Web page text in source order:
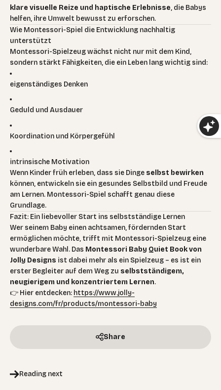
klare visuelle Reize und haptische Erlebnisse, die Babys
helfen, ihre Umwelt bewusst zu erforschen.
Wie Montessori-Spiel die Entwicklung nachhaltig
unterstützt
Montessori-Spielzeug wächst nicht nur mit dem Kind,
sondern stärkt Fähigkeiten, die ein Leben lang wichtig sind:
eigenständiges Denken
Geduld und Ausdauer
Koordination und Körpergefühl
intrinsische Motivation
Wenn Kinder früh erleben, dass sie Dinge selbst bewirken
können, entwickeln sie ein gesundes Selbstbild und Freude
am Lernen. Montessori-Spiel schafft genau diese
Grundlage.
Fazit: Ein liebevoller Start ins selbstständige Lernen
Wer seinem Baby einen achtsamen, fördernden Start
ermöglichen möchte, trifft mit Montessori-Spielzeug eine
wunderbare Wahl. Das Montessori Baby Quiet Book von
Jolly Designs ist dabei mehr als ein Spielzeug – es ist ein
erster Begleiter auf dem Weg zu selbstständigem,
neugierigem und konzentriertem Lernen.
👉 Hier entdecken: https://www.jolly-
designs.com/fr/products/montessori-baby
Share
Reading next